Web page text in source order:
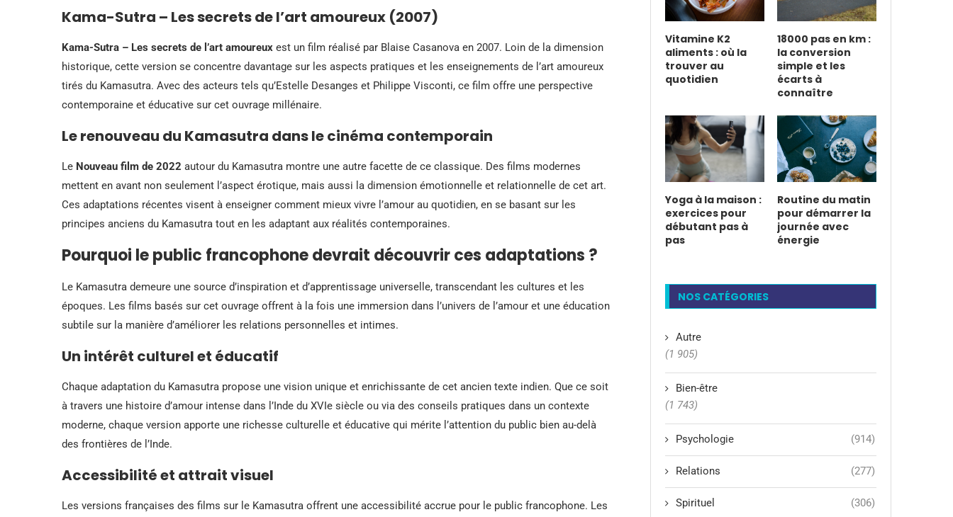
Kama-Sutra – Les secrets de l’art amoureux (2007)
Kama-Sutra – Les secrets de l’art amoureux est un film réalisé par Blaise Casanova en 2007. Loin de la dimension
historique, cette version se concentre davantage sur les aspects pratiques et les enseignements de l’art amoureux
tirés du Kamasutra. Avec des acteurs tels qu’Estelle Desanges et Philippe Visconti, ce film offre une perspective
contemporaine et éducative sur cet ouvrage millénaire.
Le renouveau du Kamasutra dans le cinéma contemporain
Le Nouveau film de 2022 autour du Kamasutra montre une autre facette de ce classique. Des films modernes
mettent en avant non seulement l’aspect érotique, mais aussi la dimension émotionnelle et relationnelle de cet art.
Ces adaptations récentes visent à enseigner comment mieux vivre l’amour au quotidien, en se basant sur les
principes anciens du Kamasutra tout en les adaptant aux réalités contemporaines.
Pourquoi le public francophone devrait découvrir ces adaptations ?
Le Kamasutra demeure une source d’inspiration et d’apprentissage universelle, transcendant les cultures et les
époques. Les films basés sur cet ouvrage offrent à la fois une immersion dans l’univers de l’amour et une éducation
subtile sur la manière d’améliorer les relations personnelles et intimes.
Un intérêt culturel et éducatif
Chaque adaptation du Kamasutra propose une vision unique et enrichissante de cet ancien texte indien. Que ce soit
à travers une histoire d’amour intense dans l’Inde du XVIe siècle ou via des conseils pratiques dans un contexte
moderne, chaque version apporte une richesse culturelle et éducative qui mérite l’attention du public bien au-delà
des frontières de l’Inde.
Accessibilité et attrait visuel
Les versions françaises des films sur le Kamasutra offrent une accessibilité accrue pour le public francophone. Les
Vitamine K2
aliments : où la
trouver au
quotidien
18000 pas en km :
la conversion
simple et les
écarts à
connaître
Yoga à la maison :
exercices pour
débutant pas à
pas
Routine du matin
pour démarrer la
journée avec
énergie
NOS CATÉGORIES
Autre
(1 905)
Bien-être
(1 743)
Psychologie (914)
Relations (277)
Spirituel (306)